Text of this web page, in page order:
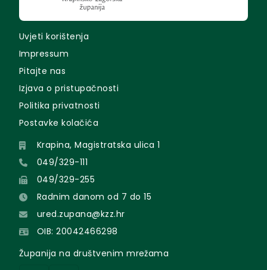
Uvjeti korištenja
Impressum
Pitajte nas
Izjava o pristupačnosti
Politika privatnosti
Postavke kolačića
Krapina, Magistratska ulica 1
049/329-111
049/329-255
Radnim danom od 7 do 15
ured.zupana@kzz.hr
OIB: 20042466298
Županija na društvenim mrežama